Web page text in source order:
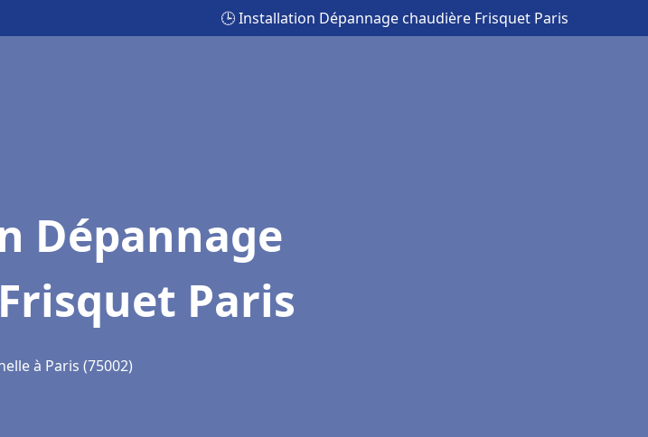
🕒 Installation Dépannage chaudière Frisquet Paris
Dépannage
Paris
à Paris (75002)